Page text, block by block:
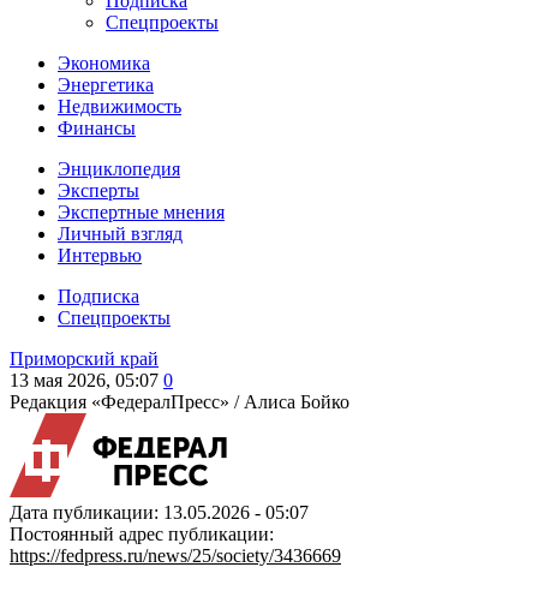
Спецпроекты
Экономика
Энергетика
Недвижимость
Финансы
Энциклопедия
Эксперты
Экспертные мнения
Личный взгляд
Интервью
Подписка
Спецпроекты
Приморский край
13 мая 2026, 05:07 0
Редакция «ФедералПресс» / Алиса Бойко
Дата публикации: 13.05.2026 - 05:07
Постоянный адрес публикации:
https://fedpress.ru/news/25/society/3436669